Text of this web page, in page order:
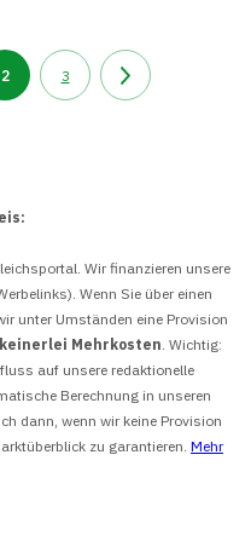
2 3
Wir finanzieren unsere
Wenn Sie über einen
unter Umständen eine Provision
keinerlei Mehrkosten. Wichtig:
auf unsere redaktionelle
Berechnung in unseren
dann, wenn wir keine Provision
zu garantieren. Mehr